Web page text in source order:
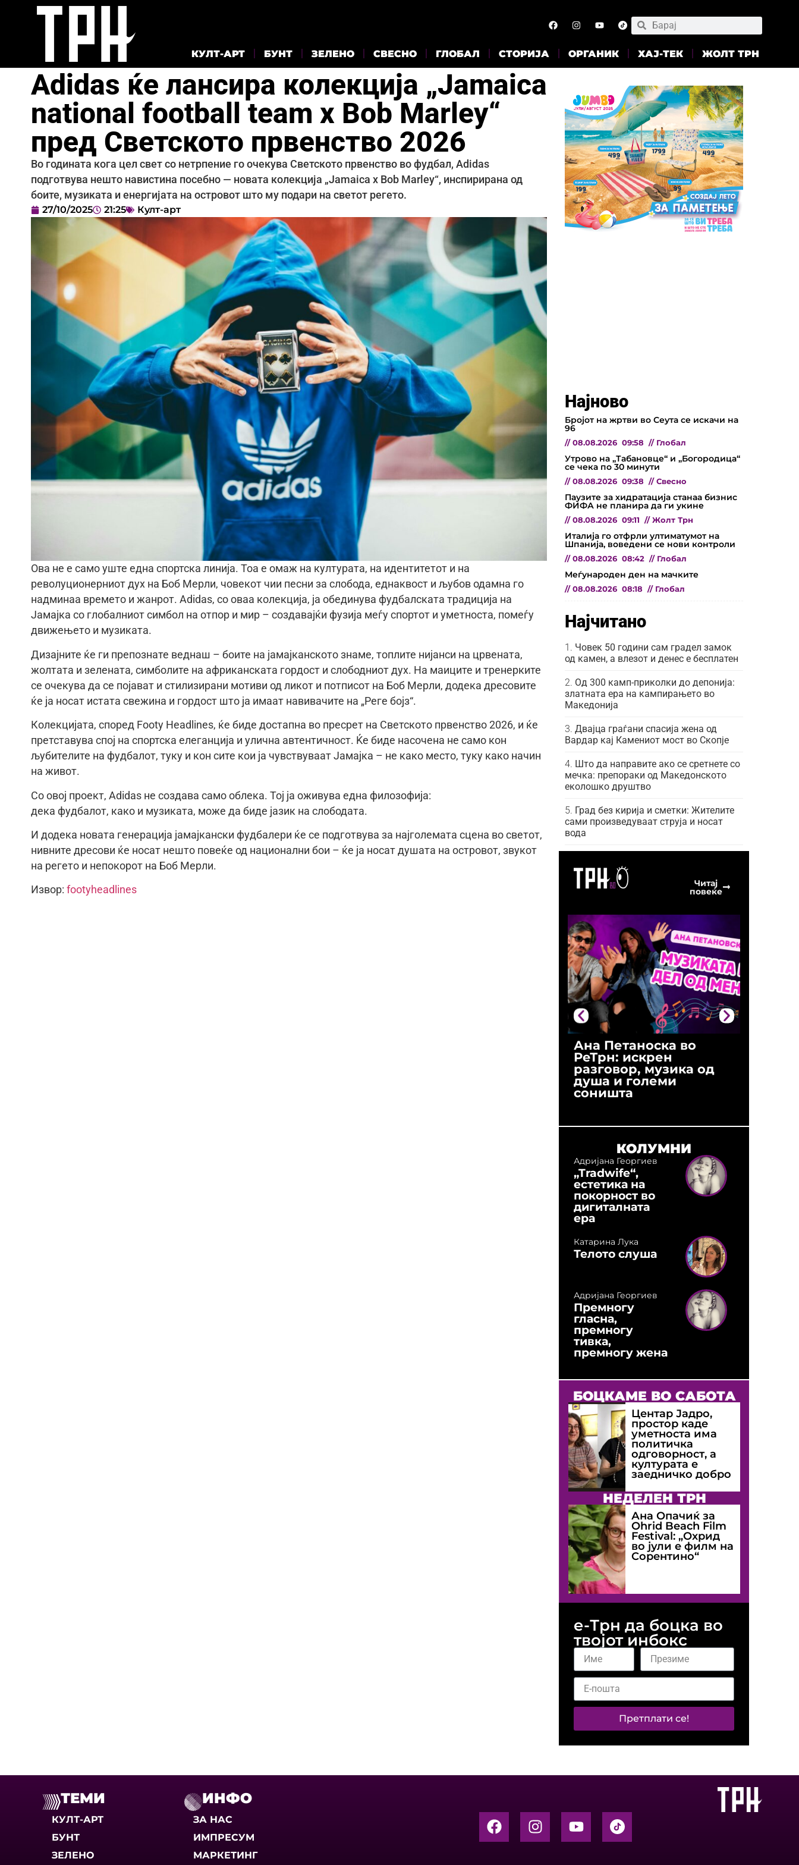
КУЛТ-АРТ БУНТ ЗЕЛЕНО СВЕСНО ГЛОБАЛ СТОРИЈА ОРГАНИК ХАЈ-ТЕК ЖОЛТ ТРН
Adidas ќе лансира колекција „Jamaica
national football team x Bob Marley“
пред Светското првенство 2026
Во годината кога цел свет со нетрпение го очекува Светското првенство во фудбал, Adidas
подготвува нешто навистина посебно — новата колекција „Jamaica x Bob Marley“, инспирирана од
боите, музиката и енергијата на островот што му подари на светот регето.
27/10/2025 21:25 Култ-арт
Ова не е само уште една спортска линија. Тоа е омаж на културата, на идентитетот и на
револуционерниот дух на Боб Мерли, човекот чии песни за слобода, еднаквост и љубов одамна го
надминаа времето и жанрот. Adidas, со оваа колекција, ја обединува фудбалската традиција на
Јамајка со глобалниот симбол на отпор и мир – создавајќи фузија меѓу спортот и уметноста, помеѓу
движењето и музиката.
Дизајните ќе ги препознате веднаш – боите на јамајканското знаме, топлите нијанси на црвената,
жолтата и зелената, симболите на африканската гордост и слободниот дух. На маиците и тренерките
се очекува да се појават и стилизирани мотиви од ликот и потписот на Боб Мерли, додека дресовите
ќе ја носат истата свежина и гордост што ја имаат навивачите на „Реге бојз“.
Колекцијата, според Footy Headlines, ќе биде достапна во пресрет на Светското првенство 2026, и ќе
претставува спој на спортска елеганција и улична автентичност. Ќе биде насочена не само кон
љубителите на фудбалот, туку и кон сите кои ја чувствуваат Јамајка – не како место, туку како начин
на живот.
Со овој проект, Adidas не создава само облека. Тој ја оживува една филозофија:
дека фудбалот, како и музиката, може да биде јазик на слободата.
И додека новата генерација јамајкански фудбалери ќе се подготвува за најголемата сцена во светот,
нивните дресови ќе носат нешто повеќе од национални бои – ќе ја носат душата на островот, звукот
на регето и непокорот на Боб Мерли.
Извор: footyheadlines
Најново
Бројот на жртви во Сеута се искачи на
96
// 08.08.2026 09:58 // Глобал
Утрово на „Табановце“ и „Богородица“
се чека по 30 минути
// 08.08.2026 09:38 // Свесно
Паузите за хидратација станаа бизнис
ФИФА не планира да ги укине
// 08.08.2026 09:11 // Жолт Трн
Италија го отфрли ултиматумот на
Шпанија, воведени се нови контроли
// 08.08.2026 08:42 // Глобал
Меѓународен ден на мачките
// 08.08.2026 08:18 // Глобал
Најчитано
Човек 50 години сам градел замок
од камен, а влезот и денес е бесплатен
Од 300 камп-приколки до депонија:
златната ера на кампирањето во
Македонија
Двајца граѓани спасија жена од
Вардар кај Камениот мост во Скопје
Што да направите ако се сретнете со
мечка: препораки од Македонското
еколошко друштво
Град без кирија и сметки: Жителите
сами произведуваат струја и носат
вода
Читај
повеќе
Ана Петаноска во
РеТрн: искрен
разговор, музика од
душа и големи
соништа
КОЛУМНИ
Адријана Георгиев
„Tradwife“,
естетика на
покорност во
дигиталната
ера
Катарина Лука
Телото слуша
Адријана Георгиев
Премногу
гласна,
премногу
тивка,
премногу жена
БОЦКАМЕ ВО САБОТА
Центар Јадро,
простор каде
уметноста има
политичка
одговорност, а
културата е
заедничко добро
НЕДЕЛЕН ТРН
Ана Опачиќ за
Оhrid Beach Film
Festival: „Охрид
во јули е филм на
Сорентино“
е-Трн да боцка во
твојот инбокс
Претплати се!
ТЕМИ
КУЛТ-АРТ
БУНТ
ЗЕЛЕНО
ИНФО
ЗА НАС
ИМПРЕСУМ
МАРКЕТИНГ